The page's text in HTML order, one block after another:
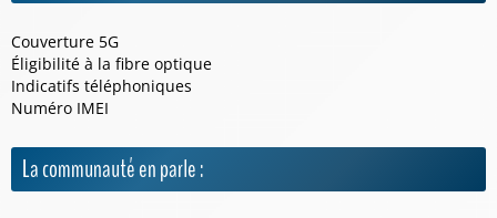
Couverture 5G
Éligibilité à la fibre optique
Indicatifs téléphoniques
Numéro IMEI
La communauté en parle :